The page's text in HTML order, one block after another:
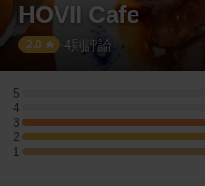
HOVII Cafe
2.0 4則評論
5
5 星：0 則評論
4
4 星：0 則評論
3
3 星：1 則評論
2
2 星：1 則評論
1
1 星：1 則評論